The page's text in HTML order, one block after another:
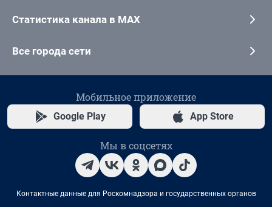
Статистика канала в MAX
Все города сети
Мобильное приложение
Google Play App Store
Мы в соцсетях
Контактные данные для Роскомнадзора и государственных органов